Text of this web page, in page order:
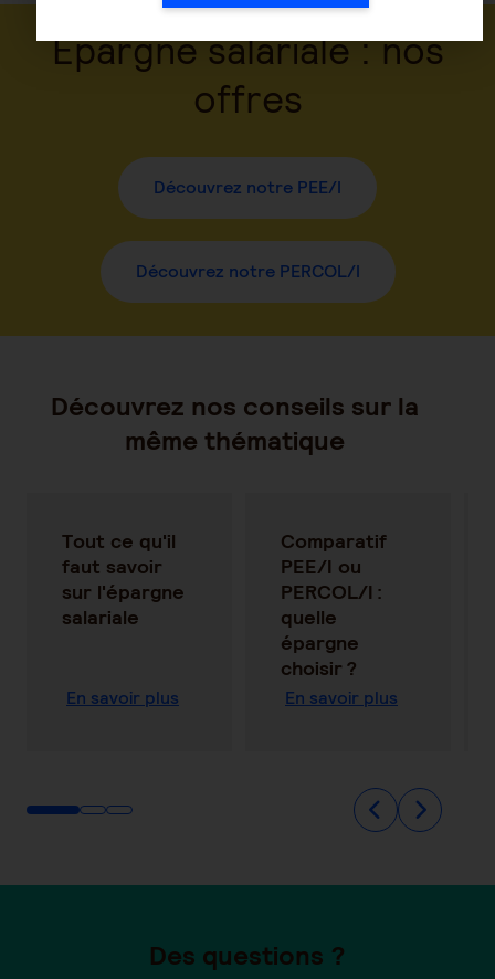
Épargne salariale : nos
offres
Découvrez notre PEE/I
Découvrez notre PERCOL/I
Découvrez nos conseils sur la
même thématique
Tout ce qu'il
faut savoir
sur l'épargne
salariale
En savoir plus
Comparatif
PEE/I ou
PERCOL/I :
quelle
épargne
choisir ?
En savoir plus
Des questions ?